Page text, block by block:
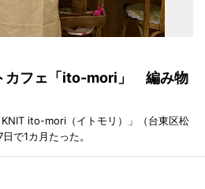
カフェ「ito-mori」 編み物
ito-mori（イトモリ）」（台東区松
で1カ月たった。